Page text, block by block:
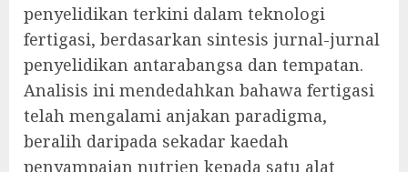
penyelidikan terkini dalam teknologi
fertigasi, berdasarkan sintesis jurnal-jurnal
penyelidikan antarabangsa dan tempatan.
Analisis ini mendedahkan bahawa fertigasi
telah mengalami anjakan paradigma,
beralih daripada sekadar kaedah
penyampaian nutrien kepada satu alat